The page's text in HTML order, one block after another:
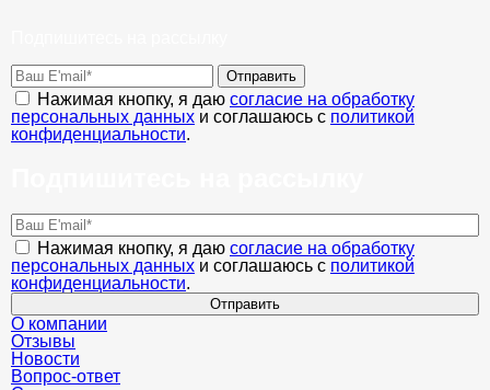
Отправить
Нажимая кнопку, я даю согласие на обработку
персональных данных и соглашаюсь с политикой
конфиденциальности.
Нажимая кнопку, я даю согласие на обработку
персональных данных и соглашаюсь с политикой
конфиденциальности.
Отправить
О компании
Отзывы
Новости
Вопрос-ответ